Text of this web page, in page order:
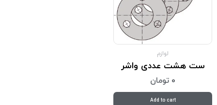
لوازم
ست هشت عددی واشر
0 تومان
Add to cart